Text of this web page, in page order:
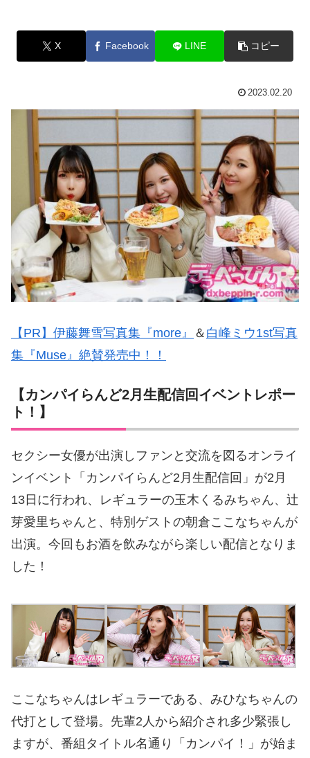
X Facebook LINE コピー
2023.02.20
【PR】伊藤舞雪写真集『more』 ＆ 白峰ミウ1st写真
集『Muse』絶賛発売中！！
【カンパイらんど2月生配信回イベントレポー
ト！】
セクシー女優が出演しファンと交流を図るオンライ
ンイベント「カンパイらんど2月生配信回」が2月
13日に行われ、レギュラーの玉木くるみちゃん、辻
芽愛里ちゃんと、特別ゲストの朝倉ここなちゃんが
出演。今回もお酒を飲みながら楽しい配信となりま
した！
ここなちゃんはレギュラーである、みひなちゃんの
代打として登場。先輩2人から紹介され多少緊張し
ますが、番組タイトル名通り「カンパイ！」が始ま